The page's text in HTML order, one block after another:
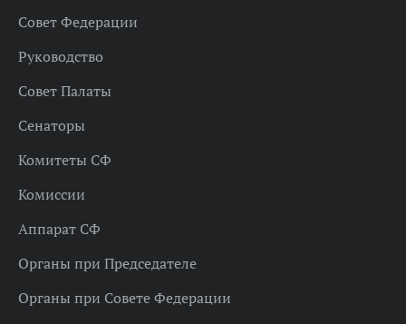
Совет Федерации
Руководство
Совет Палаты
Сенаторы
Комитеты СФ
Комиссии
Аппарат СФ
Органы при Председателе
Органы при Совете Федерации